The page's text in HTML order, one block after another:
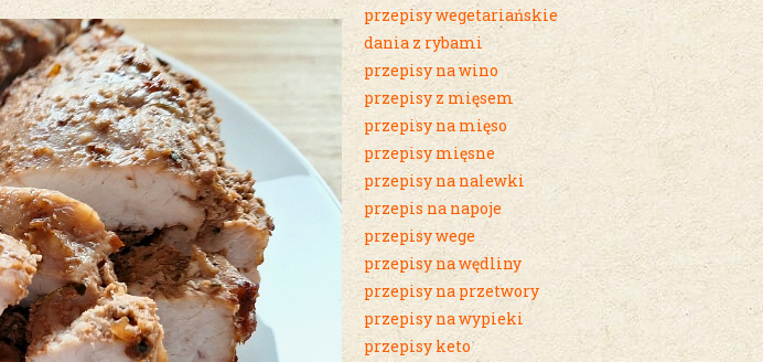
przepisy wegetariańskie
dania z rybami
przepisy na wino
przepisy z mięsem
przepisy na mięso
przepisy mięsne
przepisy na nalewki
przepis na napoje
przepisy wege
przepisy na wędliny
przepisy na przetwory
przepisy na wypieki
przepisy keto